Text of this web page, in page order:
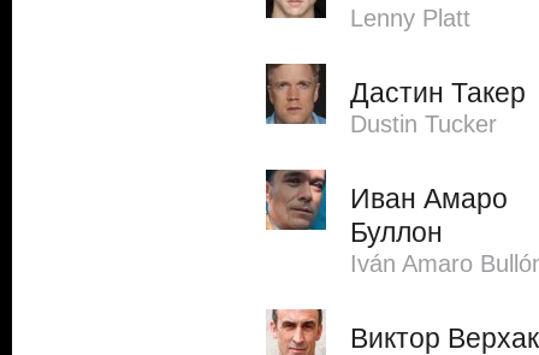
Lenny Platt
Дастин Такер
Dustin Tucker
Иван Амаро
Буллон
Iván Amaro
Виктор Верхак